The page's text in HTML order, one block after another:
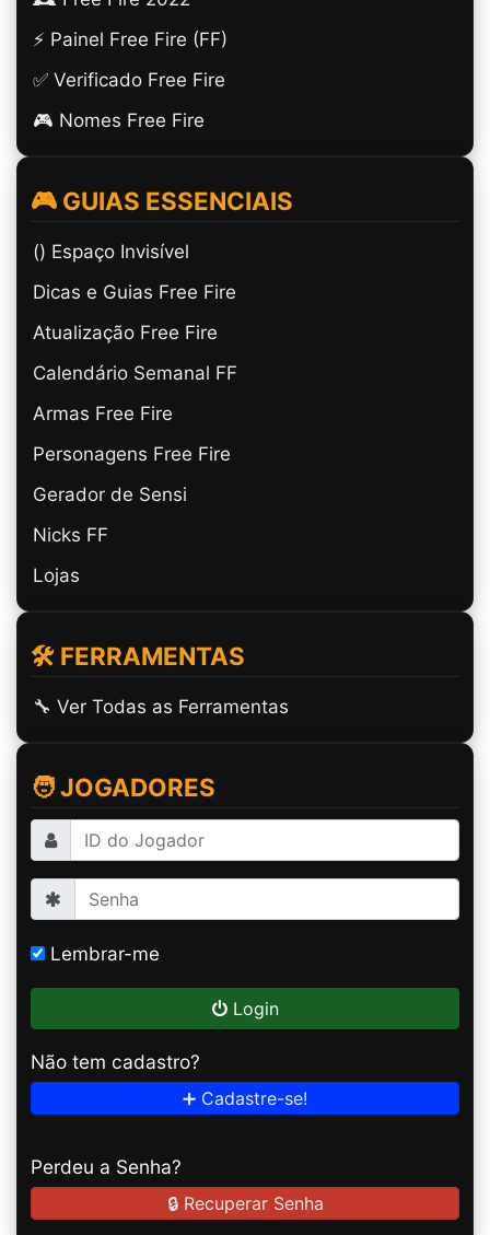
⚡ Painel Free Fire (FF)
✅ Verificado Free Fire
🎮 Nomes Free Fire
🎮 GUIAS ESSENCIAIS
(ㅤ) Espaço Invisível
Dicas e Guias Free Fire
Atualização Free Fire
Calendário Semanal FF
Armas Free Fire
Personagens Free Fire
Gerador de Sensi
Nicks FF
Lojas
🛠️ FERRAMENTAS
🔧 Ver Todas as Ferramentas
🧑 JOGADORES
Lembrar-me
Login
Não tem cadastro?
➕ Cadastre-se!
Perdeu a Senha?
🔒 Recuperar Senha